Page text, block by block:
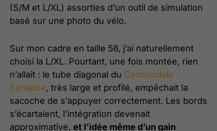
(S/M et L/XL) assorties d’un outil de simulation
basé sur une photo du vélo.
Sur mon cadre en taille 56, j’ai naturellement
choisi la L/XL. Pourtant, une fois montée, rien
n’allait : le tube diagonal du Cannondale
Synapse, très large et profilé, empêchait la
sacoche de s’appuyer correctement. Les bords
s’écartaient, l’intégration devenait
approximative, et l’idée même d’un gain